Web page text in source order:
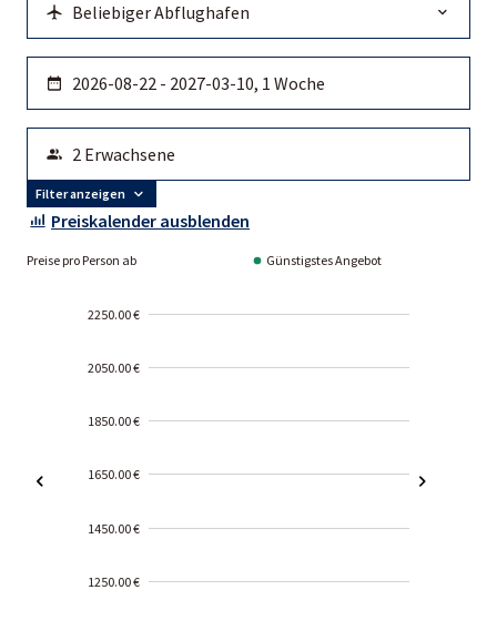
Filter anzeigen
Preiskalender ausblenden
Preise pro Person ab Günstigstes Angebot
2250.00 €
2050.00 €
1850.00 €
1650.00 €
1450.00 €
1250.00 €